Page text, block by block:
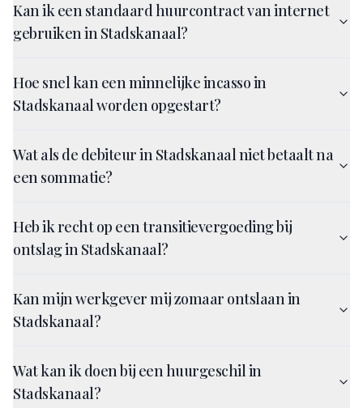
Kan ik een standaard huurcontract van internet
gebruiken in Stadskanaal?
Hoe snel kan een minnelijke incasso in
Stadskanaal worden opgestart?
Wat als de debiteur in Stadskanaal niet betaalt na
een sommatie?
Heb ik recht op een transitievergoeding bij
ontslag in Stadskanaal?
Kan mijn werkgever mij zomaar ontslaan in
Stadskanaal?
Wat kan ik doen bij een huurgeschil in
Stadskanaal?